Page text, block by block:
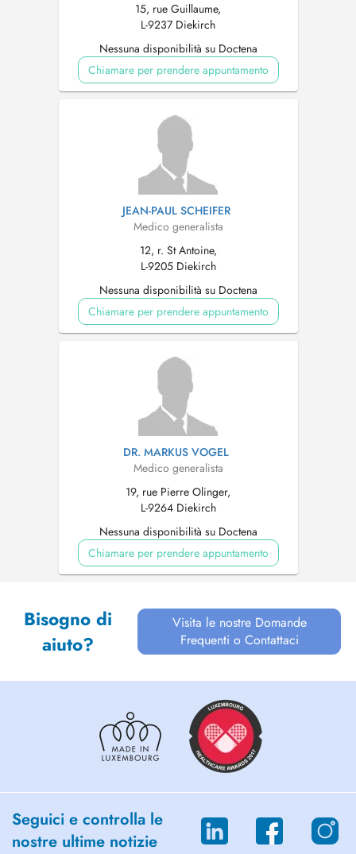
15, rue Guillaume,
L-9237 Diekirch
Nessuna disponibilità su Doctena
Chiamare per prendere appuntamento
JEAN-PAUL SCHEIFER
Medico generalista
12, r. St Antoine,
L-9205 Diekirch
Nessuna disponibilità su Doctena
Chiamare per prendere appuntamento
DR. MARKUS VOGEL
Medico generalista
19, rue Pierre Olinger,
L-9264 Diekirch
Nessuna disponibilità su Doctena
Chiamare per prendere appuntamento
Bisogno di
aiuto?
Visita le nostre Domande
Frequenti o Contattaci
Seguici e controlla le
nostre ultime notizie